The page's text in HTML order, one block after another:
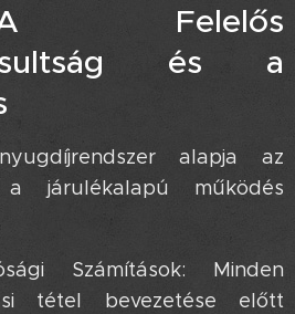
és a
alapja az
járulékalapú működés
Számítások: Minden
tétel bevezetése előtt